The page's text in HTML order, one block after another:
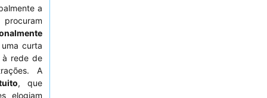
a
curta
à rede de
A
, que
elogiam